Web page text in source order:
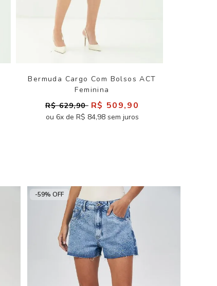
Bermuda Cargo Com Bolsos ACT
Feminina
R$ 629,90 R$ 509,90
ou 6x de R$ 84,98 sem juros
-59% OFF